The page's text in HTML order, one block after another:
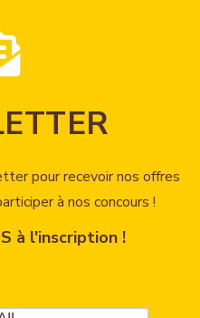
pour recevoir nos offres
à nos concours !
à l'inscription !